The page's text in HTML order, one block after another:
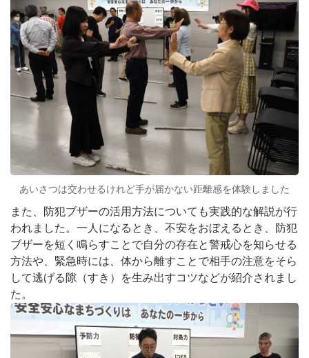
あいさつは交わせるけれど手が届かない距離感を体験しました
また、防犯ブザーの活用方法についても実践的な解説が行
われました。一人になるとき、不安をおぼえるとき、防犯
ブザーを短く鳴らすことで自分の存在と警戒心を知らせる
方法や、緊急時には、体から離すことで相手の注意をそら
して逃げる隙（すき）を生み出すコツなどが紹介されまし
た。